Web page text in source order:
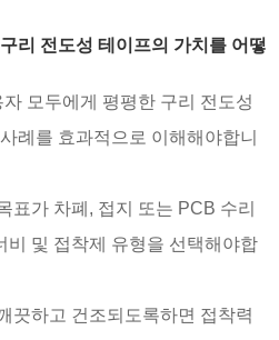
리 전도성 테이프의 가치를 어떻
모두에게 평평한 구리 전도성
례를 효과적으로 이해해야합니
표가 차폐, 접지 또는 PCB 수리
비 및 접착제 유형을 선택해야합
끗하고 건조되도록하면 접착력